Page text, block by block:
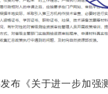
布《关于进一步加强